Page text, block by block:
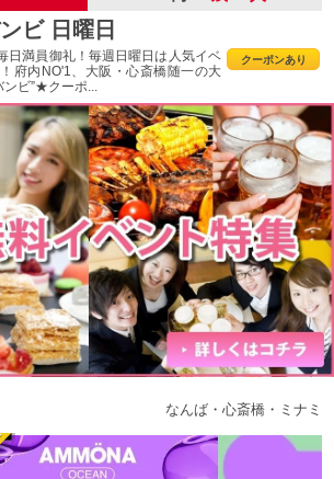
ビ 日曜日
クーポンあり
日満員御礼！毎週日曜日は人気イベ
府内NO'1、大阪・心斎橋随一の大
ンビ”★クーポ...
なんば・心斎橋・ミナミ